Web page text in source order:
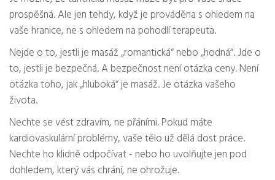
prospěšná. Ale jen tehdy, když je prováděna s ohledem na
vaše hranice, ne s ohledem na pohodlí terapeuta.
Nejde o to, jestli je masáž „romantická“ nebo „hodná“. Jde o
to, jestli je bezpečná. A bezpečnost není otázka ceny. Není
otázka toho, jak „hluboká“ je masáž. Je otázka vašeho
života.
Nechte se vést zdravím, ne přáními. Pokud máte
kardiovaskulární problémy, vaše tělo už dělá dost práce.
Nechte ho klidně odpočívat - nebo ho uvolňujte jen pod
dohledem, který vás chrání, ne ohrožuje.